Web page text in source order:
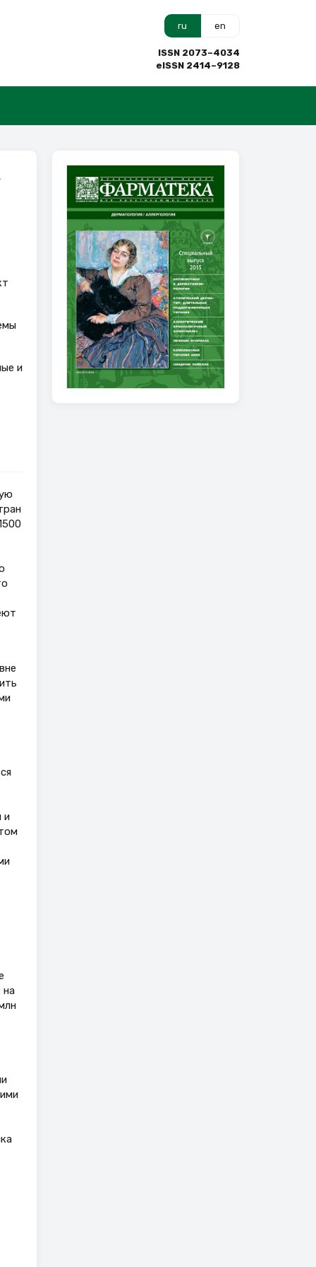
ru en
ISSN 2073–4034
eISSN 2414–9128
и
и
на